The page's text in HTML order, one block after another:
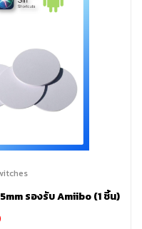
รองรับ Amiibo (1 ชิ้น)